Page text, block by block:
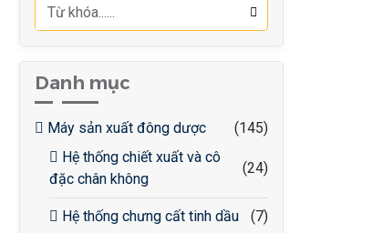
Danh mục
Máy sản xuất đông dược
(145)
Hệ thống chiết xuất và cô
đặc chân không
(24)
Hệ thống chưng cất tinh dầu (7)